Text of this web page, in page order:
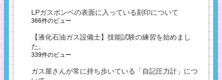
LPガスボンベの表面に入っている刻印について
366件のビュー
【液化石油ガス設備士】技能試験の練習を始めまし
た。
339件のビュー
ガス屋さんが常に持ち歩いている「自記圧力計」につ